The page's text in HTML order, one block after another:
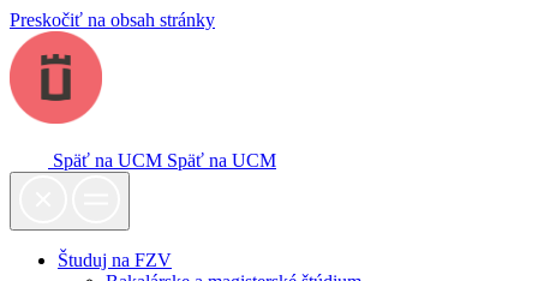
Preskočiť na obsah stránky
Späť na UCM Späť na UCM
Študuj na FZV